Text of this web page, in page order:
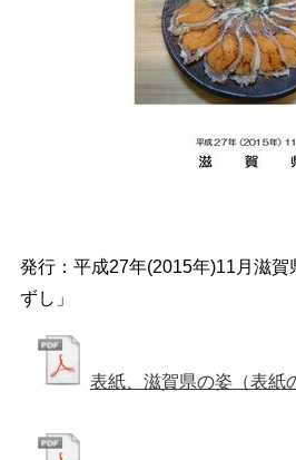
発行：平成27年(2015年)11月滋賀
ずし」
表紙、滋賀県の姿（表紙